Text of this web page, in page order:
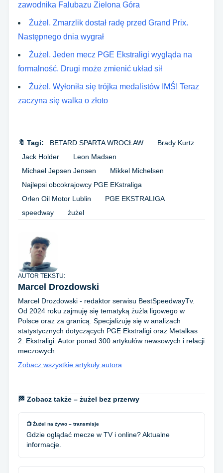
zawodnika Falubazu Zielona Góra
Żużel. Zmarzlik dostał radę przed Grand Prix.
Następnego dnia wygrał
Żużel. Jeden mecz PGE Ekstraligi wygląda na
formalność. Drugi może zmienić układ sił
Żużel. Wyłoniła się trójka medalistów IMŚ! Teraz
zaczyna się walka o złoto
🔖 Tagi: BETARD SPARTA WROCŁAW
Brady Kurtz
Jack Holder
Leon Madsen
Michael Jepsen Jensen
Mikkel Michelsen
Najlepsi obcokrajowcy PGE EKstraliga
Orlen Oil Motor Lublin
PGE EKSTRALIGA
speedway
żużel
AUTOR TEKSTU:
Marcel Drozdowski
Marcel Drozdowski - redaktor serwisu BestSpeedwayTv.
Od 2024 roku zajmuję się tematyką żużla ligowego w
Polsce oraz za granicą. Specjalizuję się w analizach
statystycznych dotyczących PGE Ekstraligi oraz Metalkas
2. Ekstraligi. Autor ponad 300 artykułów newsowych i relacji
meczowych.
Zobacz wszystkie artykuły autora
🏁 Zobacz także – żużel bez przerwy
📺 Żużel na żywo – transmisje
Gdzie oglądać mecze w TV i online? Aktualne
informacje.